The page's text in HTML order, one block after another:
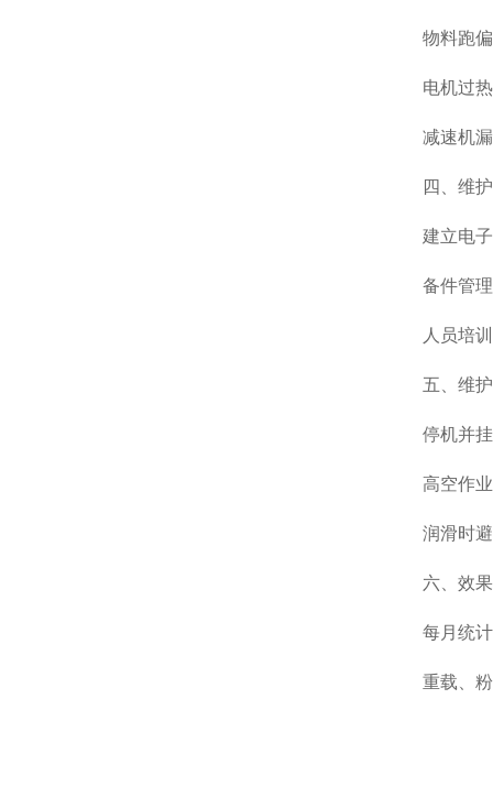
物料跑偏
电机过热
减速机
四、维
建立电
备件管
人员培
五、维
停机并
高空作
润滑时
六、效
每月统
重载、